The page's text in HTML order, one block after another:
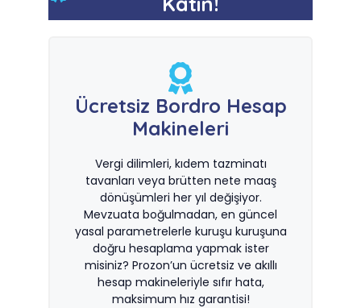
Ücretsiz Bordro Hesap
Makineleri
Vergi dilimleri, kıdem tazminatı
tavanları veya brütten nete maaş
dönüşümleri her yıl değişiyor.
Mevzuata boğulmadan, en güncel
yasal parametrelerle kuruşu kuruşuna
doğru hesaplama yapmak ister
misiniz? Prozon’un ücretsiz ve akıllı
hesap makineleriyle sıfır hata,
maksimum hız garantisi!